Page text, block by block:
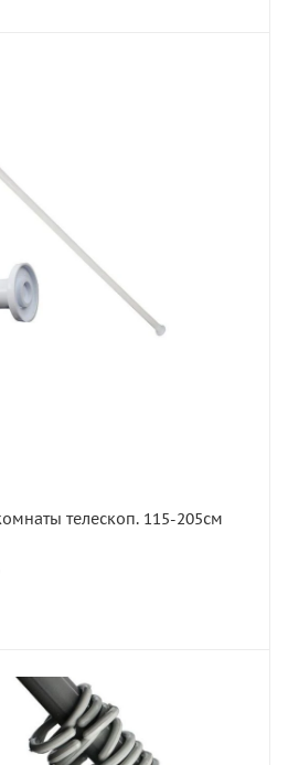
телескоп. 115-205см